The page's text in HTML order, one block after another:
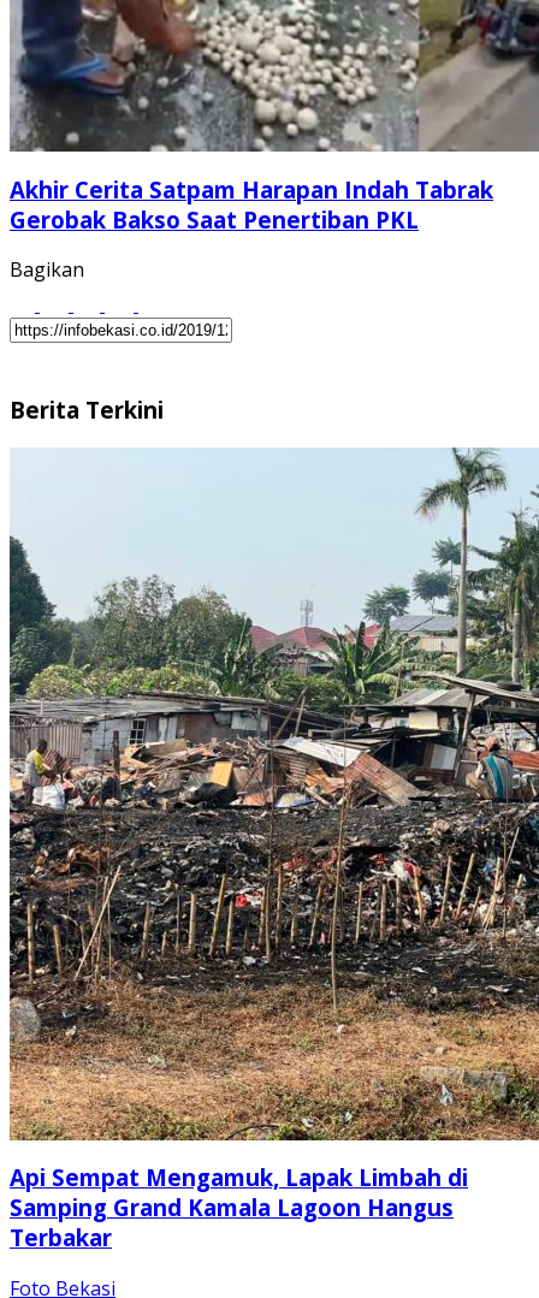
Akhir Cerita Satpam Harapan Indah Tabrak
Gerobak Bakso Saat Penertiban PKL
Bagikan
Berita Terkini
Api Sempat Mengamuk, Lapak Limbah di
Samping Grand Kamala Lagoon Hangus
Terbakar
Foto Bekasi